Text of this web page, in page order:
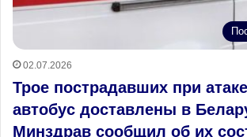
02.07.2026
Трое пострадавших при
автобус доставлены в
Минздрав сообщил об их